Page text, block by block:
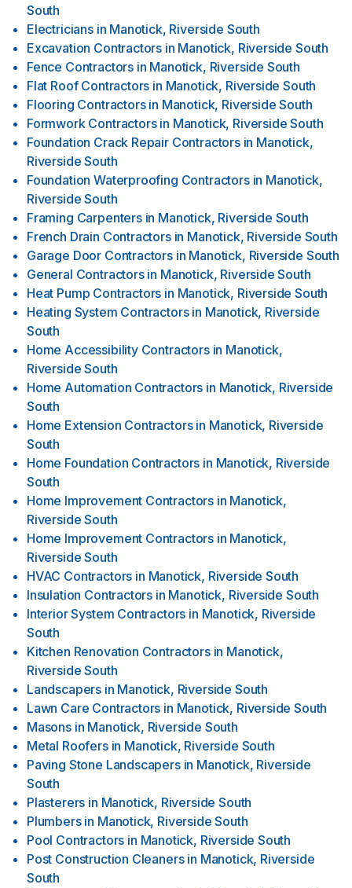
South
Electricians in Manotick, Riverside South
Excavation Contractors in Manotick, Riverside South
Fence Contractors in Manotick, Riverside South
Flat Roof Contractors in Manotick, Riverside South
Flooring Contractors in Manotick, Riverside South
Formwork Contractors in Manotick, Riverside South
Foundation Crack Repair Contractors in Manotick,
Riverside South
Foundation Waterproofing Contractors in Manotick,
Riverside South
Framing Carpenters in Manotick, Riverside South
French Drain Contractors in Manotick, Riverside South
Garage Door Contractors in Manotick, Riverside South
General Contractors in Manotick, Riverside South
Heat Pump Contractors in Manotick, Riverside South
Heating System Contractors in Manotick, Riverside
South
Home Accessibility Contractors in Manotick,
Riverside South
Home Automation Contractors in Manotick, Riverside
South
Home Extension Contractors in Manotick, Riverside
South
Home Foundation Contractors in Manotick, Riverside
South
Home Improvement Contractors in Manotick,
Riverside South
Home Improvement Contractors in Manotick,
Riverside South
HVAC Contractors in Manotick, Riverside South
Insulation Contractors in Manotick, Riverside South
Interior System Contractors in Manotick, Riverside
South
Kitchen Renovation Contractors in Manotick,
Riverside South
Landscapers in Manotick, Riverside South
Lawn Care Contractors in Manotick, Riverside South
Masons in Manotick, Riverside South
Metal Roofers in Manotick, Riverside South
Paving Stone Landscapers in Manotick, Riverside
South
Plasterers in Manotick, Riverside South
Plumbers in Manotick, Riverside South
Pool Contractors in Manotick, Riverside South
Post Construction Cleaners in Manotick, Riverside
South